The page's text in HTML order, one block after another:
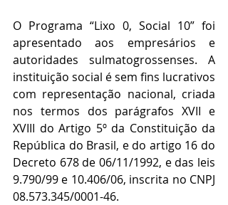
O Programa “Lixo 0, Social 10” foi
apresentado aos empresários e
autoridades sulmatogrossenses. A
instituição social é sem fins lucrativos
com representação nacional, criada
nos termos dos parágrafos XVII e
XVIII do Artigo 5º da Constituição da
República do Brasil, e do artigo 16 do
Decreto 678 de 06/11/1992, e das leis
9.790/99 e 10.406/06, inscrita no CNPJ
08.573.345/0001-46.